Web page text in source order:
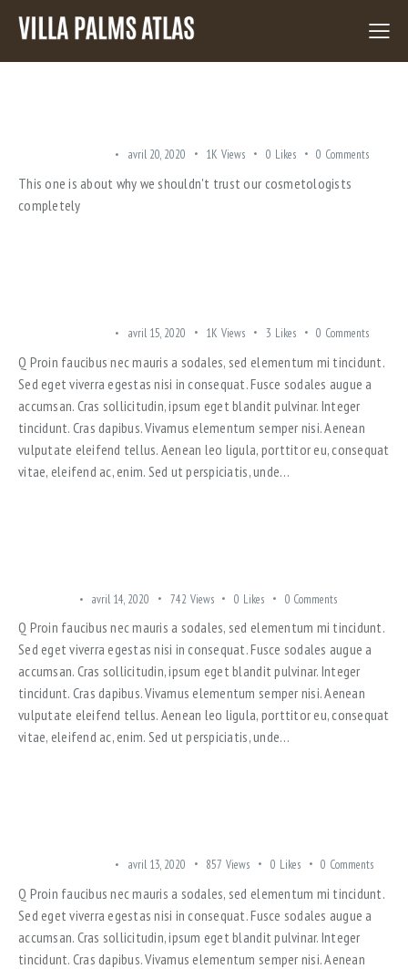
avril 20, 2020 1K Views 0 Likes 0 Comments
This one is about why we shouldn't trust our cosmetologists
completely
avril 15, 2020 1K Views 3 Likes 0 Comments
Q Proin faucibus nec mauris a sodales, sed elementum mi tincidunt.
Sed eget viverra egestas nisi in consequat. Fusce sodales augue a
accumsan. Cras sollicitudin, ipsum eget blandit pulvinar. Integer
tincidunt. Cras dapibus. Vivamus elementum semper nisi. Aenean
vulputate eleifend tellus. Aenean leo ligula, porttitor eu, consequat
vitae, eleifend ac, enim. Sed ut perspiciatis, unde…
avril 14, 2020 742 Views 0 Likes 0 Comments
Q Proin faucibus nec mauris a sodales, sed elementum mi tincidunt.
Sed eget viverra egestas nisi in consequat. Fusce sodales augue a
accumsan. Cras sollicitudin, ipsum eget blandit pulvinar. Integer
tincidunt. Cras dapibus. Vivamus elementum semper nisi. Aenean
vulputate eleifend tellus. Aenean leo ligula, porttitor eu, consequat
vitae, eleifend ac, enim. Sed ut perspiciatis, unde…
avril 13, 2020 857 Views 0 Likes 0 Comments
Q Proin faucibus nec mauris a sodales, sed elementum mi tincidunt.
Sed eget viverra egestas nisi in consequat. Fusce sodales augue a
accumsan. Cras sollicitudin, ipsum eget blandit pulvinar. Integer
tincidunt. Cras dapibus. Vivamus elementum semper nisi. Aenean